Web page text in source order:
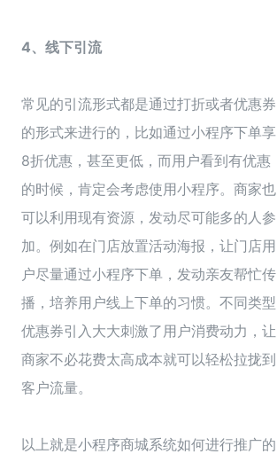
4、线下引流
常见的引流形式都是通过打折或者优惠券
的形式来进行的，比如通过小程序下单享
8折优惠，甚至更低，而用户看到有优惠
的时候，肯定会考虑使用小程序。商家也
可以利用现有资源，发动尽可能多的人参
加。例如在门店放置活动海报，让门店用
户尽量通过小程序下单，发动亲友帮忙传
播，培养用户线上下单的习惯。不同类型
优惠券引入大大刺激了用户消费动力，让
商家不必花费太高成本就可以轻松拉拢到
客户流量。
以上就是小程序商城系统如何进行推广的